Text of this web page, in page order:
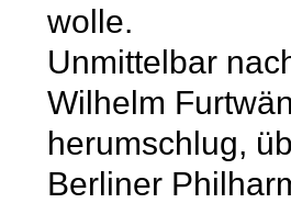
wolle.
Unmittelbar
Wilhelm
herumschlug,
Berliner